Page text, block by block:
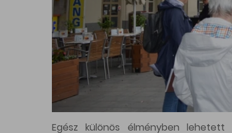
Vasárnap se volt ok panaszra, a
környékén). Megnéztük a múzeum
Jártunk a Festetics palotában, a
program a Mikszáth téren ért véget.
Igazi meglepetésben volt része az
szakaszán
), mely az Erzsébet
feltárás során előkerült leleteket,
kürtöskalácsnál végig kóstolhattuk a